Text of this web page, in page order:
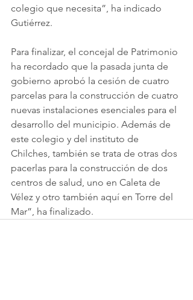
colegio que necesita”, ha indicado
Gutiérrez.
Para finalizar, el concejal de Patrimonio
ha recordado que la pasada junta de
gobierno aprobó la cesión de cuatro
parcelas para la construcción de cuatro
nuevas instalaciones esenciales para el
desarrollo del municipio. Además de
este colegio y del instituto de
Chilches, también se trata de otras dos
pacerlas para la construcción de dos
centros de salud, uno en Caleta de
Vélez y otro también aquí en Torre del
Mar”, ha finalizado.